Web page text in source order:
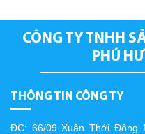
CÔNG TY TNHH
PHÚ
THÔNG TIN CÔNG TY
ĐC: 66/09 Xuân Thới Đông